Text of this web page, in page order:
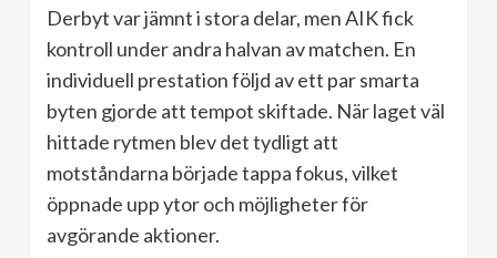
Derbyt var jämnt i stora delar, men AIK fick
kontroll under andra halvan av matchen. En
individuell prestation följd av ett par smarta
byten gjorde att tempot skiftade. När laget väl
hittade rytmen blev det tydligt att
motståndarna började tappa fokus, vilket
öppnade upp ytor och möjligheter för
avgörande aktioner.